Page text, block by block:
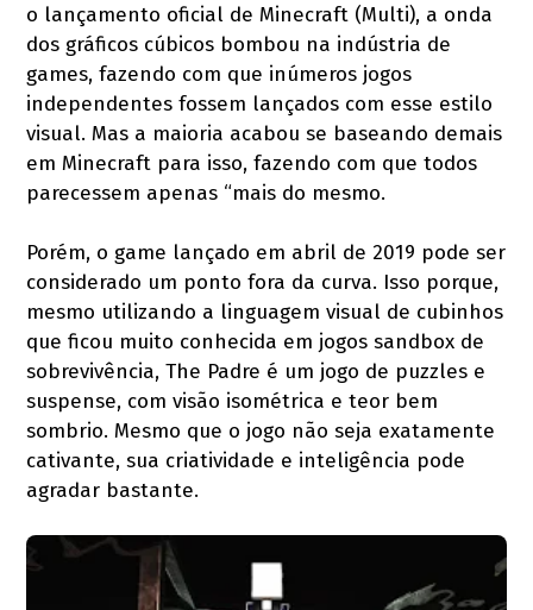
o lançamento oficial de Minecraft (Multi), a onda
dos gráficos cúbicos bombou na indústria de
games, fazendo com que inúmeros jogos
independentes fossem lançados com esse estilo
visual. Mas a maioria acabou se baseando demais
em Minecraft para isso, fazendo com que todos
parecessem apenas “mais do mesmo.
Porém, o game lançado em abril de 2019 pode ser
considerado um ponto fora da curva. Isso porque,
mesmo utilizando a linguagem visual de cubinhos
que ficou muito conhecida em jogos sandbox de
sobrevivência, The Padre é um jogo de puzzles e
suspense, com visão isométrica e teor bem
sombrio. Mesmo que o jogo não seja exatamente
cativante, sua criatividade e inteligência pode
agradar bastante.